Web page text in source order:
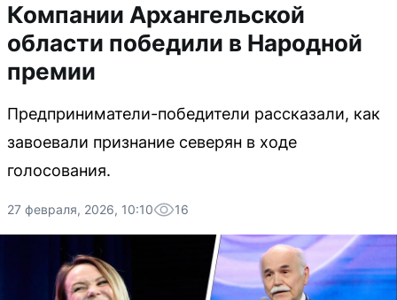
Компании Архангельской
области победили в Народной
премии
Предприниматели-победители рассказали, как
завоевали признание северян в ходе
голосования.
27 февраля, 2026, 10:10 16